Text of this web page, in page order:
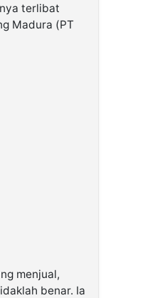
terlibat
Madura (PT
menjual,
benar. Ia